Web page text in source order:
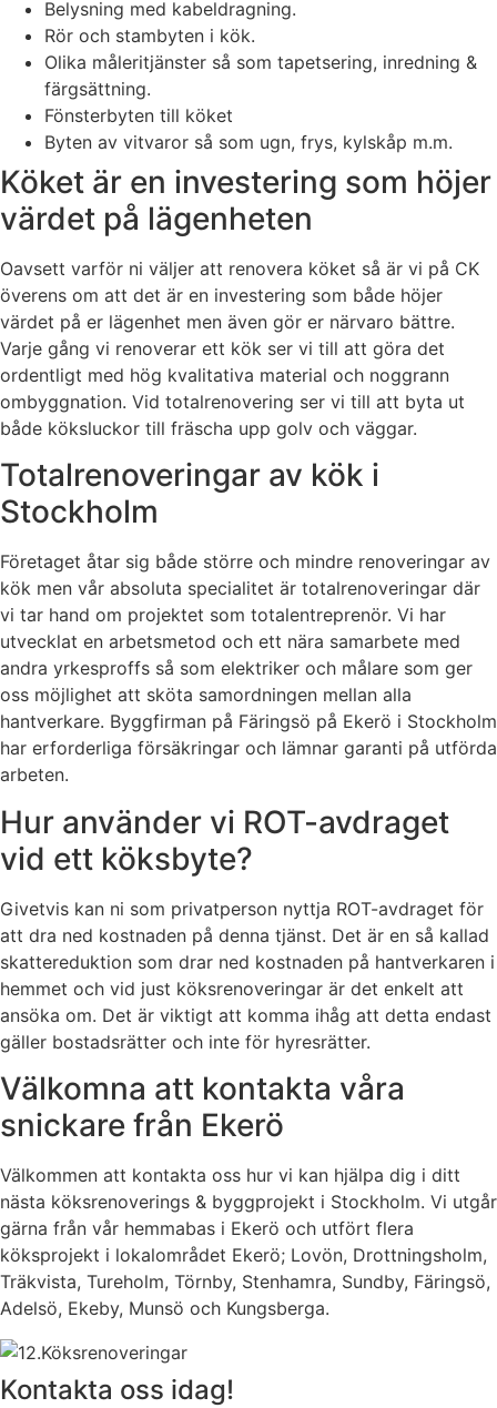
Belysning med kabeldragning.
Rör och stambyten i kök.
Olika måleritjänster så som tapetsering, inredning &
färgsättning.
Fönsterbyten till köket
Byten av vitvaror så som ugn, frys, kylskåp m.m.
Köket är en investering som höjer
värdet på lägenheten
Oavsett varför ni väljer att renovera köket så är vi på CK
överens om att det är en investering som både höjer
värdet på er lägenhet men även gör er närvaro bättre.
Varje gång vi renoverar ett kök ser vi till att göra det
ordentligt med hög kvalitativa material och noggrann
ombyggnation. Vid totalrenovering ser vi till att byta ut
både köksluckor till fräscha upp golv och väggar.
Totalrenoveringar av kök i
Stockholm
Företaget åtar sig både större och mindre renoveringar av
kök men vår absoluta specialitet är totalrenoveringar där
vi tar hand om projektet som totalentreprenör. Vi har
utvecklat en arbetsmetod och ett nära samarbete med
andra yrkesproffs så som elektriker och målare som ger
oss möjlighet att sköta samordningen mellan alla
hantverkare. Byggfirman på Färingsö på Ekerö i Stockholm
har erforderliga försäkringar och lämnar garanti på utförda
arbeten.
Hur använder vi ROT-avdraget
vid ett köksbyte?
Givetvis kan ni som privatperson nyttja ROT-avdraget för
att dra ned kostnaden på denna tjänst. Det är en så kallad
skattereduktion som drar ned kostnaden på hantverkaren i
hemmet och vid just köksrenoveringar är det enkelt att
ansöka om. Det är viktigt att komma ihåg att detta endast
gäller bostadsrätter och inte för hyresrätter.
Välkomna att kontakta våra
snickare från Ekerö
Välkommen att kontakta oss hur vi kan hjälpa dig i ditt
nästa köksrenoverings & byggprojekt i Stockholm. Vi utgår
gärna från vår hemmabas i Ekerö och utfört flera
köksprojekt i lokalområdet Ekerö; Lovön, Drottningsholm,
Träkvista, Tureholm, Törnby, Stenhamra, Sundby, Färingsö,
Adelsö, Ekeby, Munsö och Kungsberga.
Kontakta oss idag!